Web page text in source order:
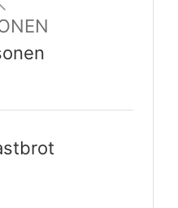
Käse
und mit
Aufs
in den